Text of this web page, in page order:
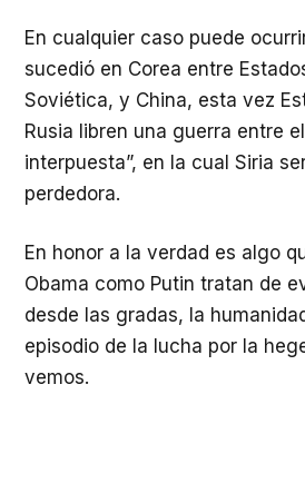
En cualquier caso puede
sucedió en Corea entre
Soviética, y China, esta vez
Rusia libren una guerra entre
interpuesta”, en la cual Siria
perdedora.
En honor a la verdad es algo
Obama como Putin tratan de
desde las gradas, la
episodio de la lucha por la
vemos.